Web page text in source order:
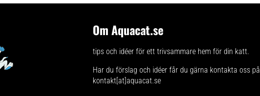
Om Aquacat.se
tips och idéer för ett trivsammare hem för din katt.
Har du förslag och idéer får du gärna kontakta oss på
kontakt[at]aquacat.se